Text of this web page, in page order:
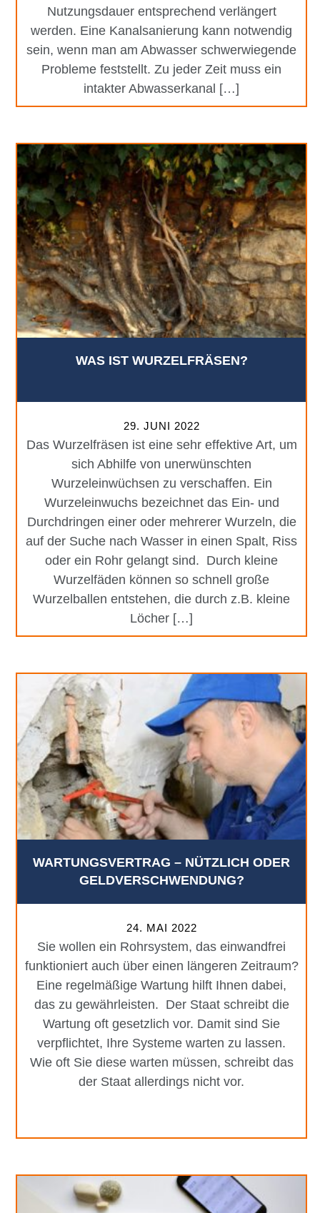
Nutzungsdauer entsprechend verlängert
werden. Eine Kanalsanierung kann notwendig
sein, wenn man am Abwasser schwerwiegende
Probleme feststellt. Zu jeder Zeit muss ein
intakter Abwasserkanal […]
WAS IST WURZELFRÄSEN?
29. JUNI 2022
Das Wurzelfräsen ist eine sehr effektive Art, um
sich Abhilfe von unerwünschten
Wurzeleinwüchsen zu verschaffen. Ein
Wurzeleinwuchs bezeichnet das Ein- und
Durchdringen einer oder mehrerer Wurzeln, die
auf der Suche nach Wasser in einen Spalt, Riss
oder ein Rohr gelangt sind. Durch kleine
Wurzelfäden können so schnell große
Wurzelballen entstehen, die durch z.B. kleine
Löcher […]
WARTUNGSVERTRAG – NÜTZLICH ODER
GELDVERSCHWENDUNG?
24. MAI 2022
Sie wollen ein Rohrsystem, das einwandfrei
funktioniert auch über einen längeren Zeitraum?
Eine regelmäßige Wartung hilft Ihnen dabei,
das zu gewährleisten. Der Staat schreibt die
Wartung oft gesetzlich vor. Damit sind Sie
verpflichtet, Ihre Systeme warten zu lassen.
Wie oft Sie diese warten müssen, schreibt das
der Staat allerdings nicht vor.